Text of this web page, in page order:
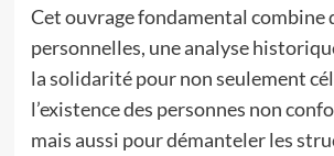
Cet ouvrage fondamental combine
personnelles, une analyse
la solidarité pour non seulement
l’existence des personnes non
mais aussi pour démanteler les